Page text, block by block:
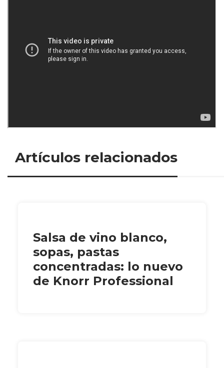
Artículos relacionados
Salsa de vino blanco,
sopas, pastas
concentradas: lo nuevo
de Knorr Professional